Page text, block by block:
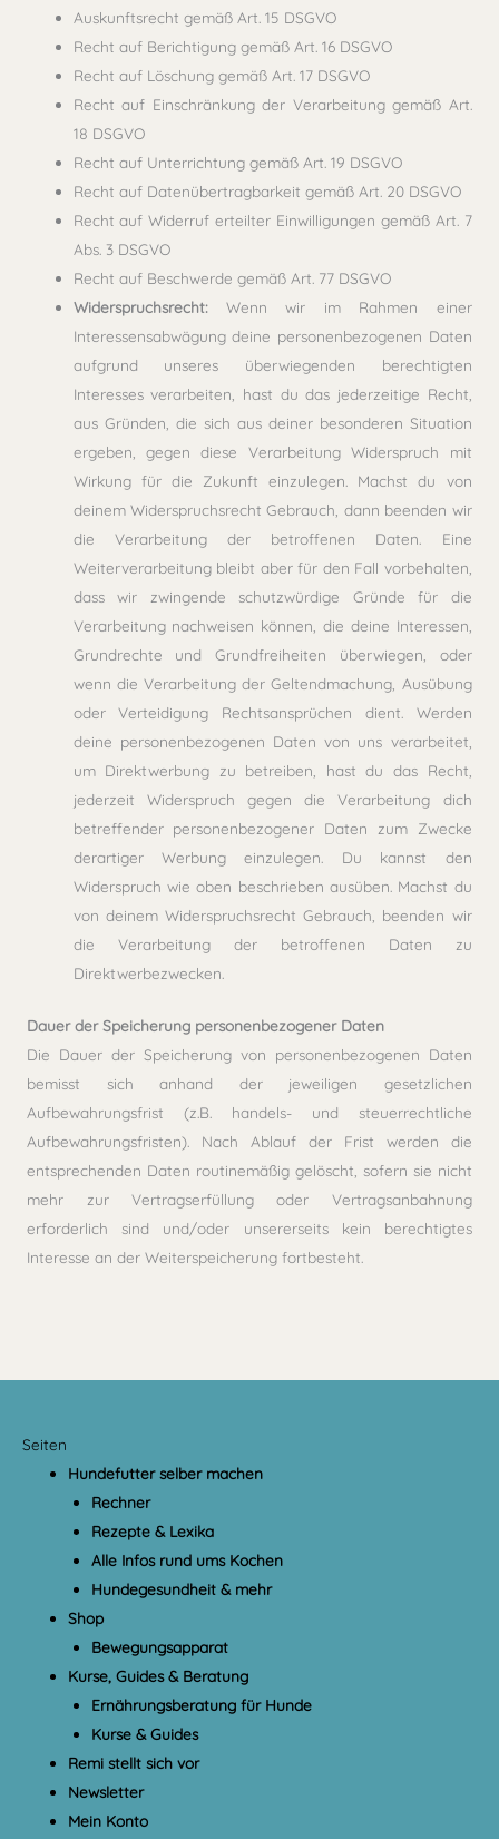
Auskunftsrecht gemäß Art. 15 DSGVO
Recht auf Berichtigung gemäß Art. 16 DSGVO
Recht auf Löschung gemäß Art. 17 DSGVO
Recht auf Einschränkung der Verarbeitung gemäß Art.
18 DSGVO
Recht auf Unterrichtung gemäß Art. 19 DSGVO
Recht auf Datenübertragbarkeit gemäß Art. 20 DSGVO
Recht auf Widerruf erteilter Einwilligungen gemäß Art. 7
Abs. 3 DSGVO
Recht auf Beschwerde gemäß Art. 77 DSGVO
Widerspruchsrecht: Wenn wir im Rahmen einer
Interessensabwägung deine personenbezogenen Daten
aufgrund unseres überwiegenden berechtigten
Interesses verarbeiten, hast du das jederzeitige Recht,
aus Gründen, die sich aus deiner besonderen Situation
ergeben, gegen diese Verarbeitung Widerspruch mit
Wirkung für die Zukunft einzulegen. Machst du von
deinem Widerspruchsrecht Gebrauch, dann beenden wir
die Verarbeitung der betroffenen Daten. Eine
Weiterverarbeitung bleibt aber für den Fall vorbehalten,
dass wir zwingende schutzwürdige Gründe für die
Verarbeitung nachweisen können, die deine Interessen,
Grundrechte und Grundfreiheiten überwiegen, oder
wenn die Verarbeitung der Geltendmachung, Ausübung
oder Verteidigung Rechtsansprüchen dient. Werden
deine personenbezogenen Daten von uns verarbeitet,
um Direktwerbung zu betreiben, hast du das Recht,
jederzeit Widerspruch gegen die Verarbeitung dich
betreffender personenbezogener Daten zum Zwecke
derartiger Werbung einzulegen. Du kannst den
Widerspruch wie oben beschrieben ausüben. Machst du
von deinem Widerspruchsrecht Gebrauch, beenden wir
die Verarbeitung der betroffenen Daten zu
Direktwerbezwecken.
Dauer der Speicherung personenbezogener Daten
Die Dauer der Speicherung von personenbezogenen Daten
bemisst sich anhand der jeweiligen gesetzlichen
Aufbewahrungsfrist (z.B. handels- und steuerrechtliche
Aufbewahrungsfristen). Nach Ablauf der Frist werden die
entsprechenden Daten routinemäßig gelöscht, sofern sie nicht
mehr zur Vertragserfüllung oder Vertragsanbahnung
erforderlich sind und/oder unsererseits kein berechtigtes
Interesse an der Weiterspeicherung fortbesteht.
Seiten
Hundefutter selber machen
Rechner
Rezepte & Lexika
Alle Infos rund ums Kochen
Hundegesundheit & mehr
Shop
Bewegungsapparat
Kurse, Guides & Beratung
Ernährungsberatung für Hunde
Kurse & Guides
Remi stellt sich vor
Newsletter
Mein Konto